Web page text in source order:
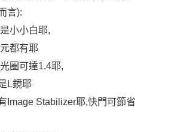
言):
小小白耶,
都有耶
圈可達1.4耶,
L鏡耶
Image Stabilizer耶,快門可節省